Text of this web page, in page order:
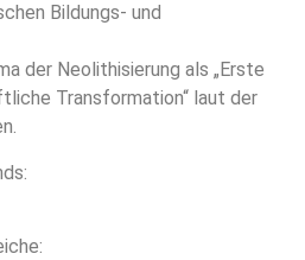
Bildungs- und
der Neolithisierung als „Erste
Transformation“ laut der